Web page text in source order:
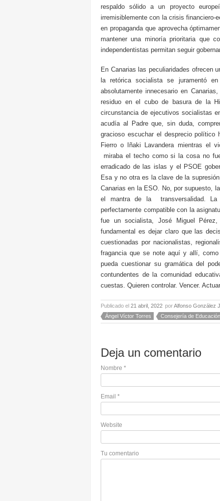
respaldo sólido a un proyecto
irremisiblemente con la crisis financiero-
en propaganda que aprovecha
mantener una minoría prioritaria que
independentistas permitan seguir
En Canarias las peculiaridades ofrecen
la retórica socialista se juramentó
absolutamente innecesario en
residuo en el cubo de basura de la
circunstancia de ejecutivos socialistas
acudía al Padre que, sin duda,
gracioso escuchar el desprecio político
Fierro o Iñaki Lavandera mientras el
miraba el techo como si la cosa no
erradicado de las islas y el PSOE
Esa y no otra es la clave de la
Canarias en la ESO. No, por supuesto,
el mantra de la transversalidad. La
perfectamente compatible con la
fue un socialista, José Miguel
fundamental es dejar claro que las
cuestionadas por nacionalistas,
fragancia que se note aquí y allí,
pueda cuestionar su gramática del
contundentes de la comunidad
cuestas. Quieren controlar. Vencer.
Publicado el 21 abril, 2022 porAlfonso González
Ángel Víctor Torres
Consejería de Educación
Deja un comentario
Nombre *
Email *
Website
Tu comentario